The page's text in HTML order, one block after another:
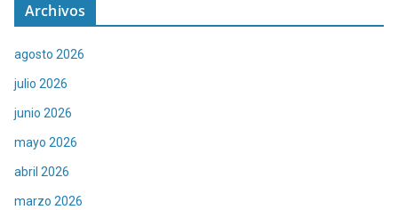
Archivos
agosto 2026
julio 2026
junio 2026
mayo 2026
abril 2026
marzo 2026